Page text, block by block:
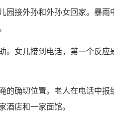
园接外孙和外孙女回家。暴雨
。女儿接到电话，第一个反应
的确切位置。老人在电话中报
酒店和一家面馆。